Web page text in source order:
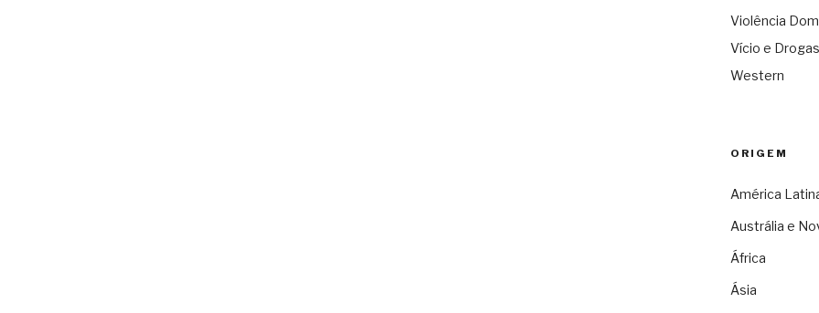
Violência
Vício e Drogas
Western
ORIGEM
América
Austrália e
África
Ásia